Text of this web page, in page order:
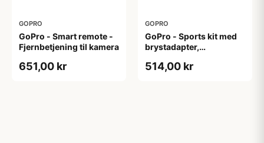
GOPRO
GoPro - Smart remote -
Fjernbetjening til kamera
651,00 kr
GOPRO
GoPro - Sports kit med
brystadapter,
514,00 kr